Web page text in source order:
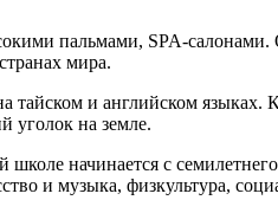
пальмами, SPA-салонами.
мира.
и английском языках.
уголок на земле.
начинается с
и музыка, физкультура,